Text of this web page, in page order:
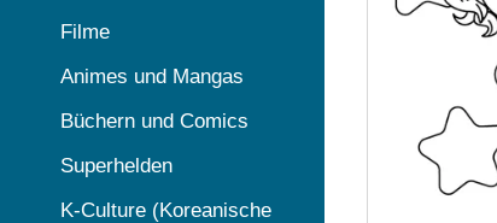
Filme
Animes und Mangas
Büchern und Comics
Superhelden
K-Culture (Koreanische